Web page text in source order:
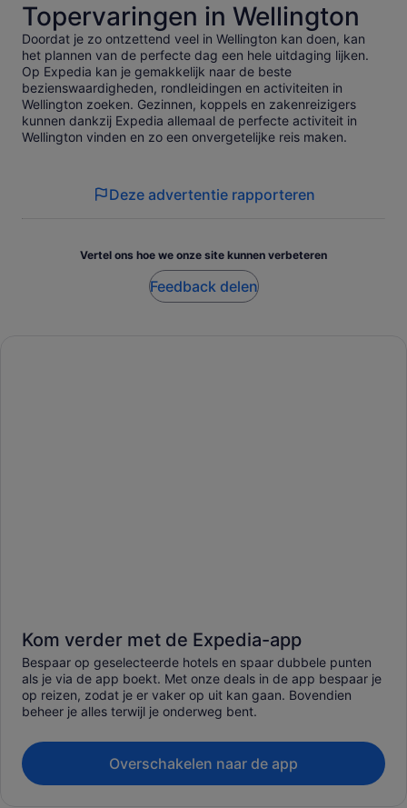
Topervaringen in Wellington
Doordat je zo ontzettend veel in Wellington kan doen, kan
het plannen van de perfecte dag een hele uitdaging lijken.
Op Expedia kan je gemakkelijk naar de beste
bezienswaardigheden, rondleidingen en activiteiten in
Wellington zoeken. Gezinnen, koppels en zakenreizigers
kunnen dankzij Expedia allemaal de perfecte activiteit in
Wellington vinden en zo een onvergetelijke reis maken.
Deze advertentie rapporteren
Vertel ons hoe we onze site kunnen verbeteren
Feedback delen
Kom verder met de Expedia-app
Bespaar op geselecteerde hotels en spaar dubbele punten
als je via de app boekt. Met onze deals in de app bespaar je
op reizen, zodat je er vaker op uit kan gaan. Bovendien
beheer je alles terwijl je onderweg bent.
Overschakelen naar de app